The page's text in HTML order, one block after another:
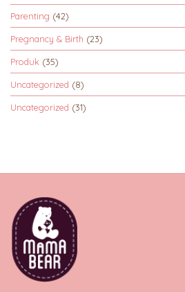
Parenting (42)
Pregnancy & Birth (23)
Produk (35)
Uncategorized (8)
Uncategorized (31)